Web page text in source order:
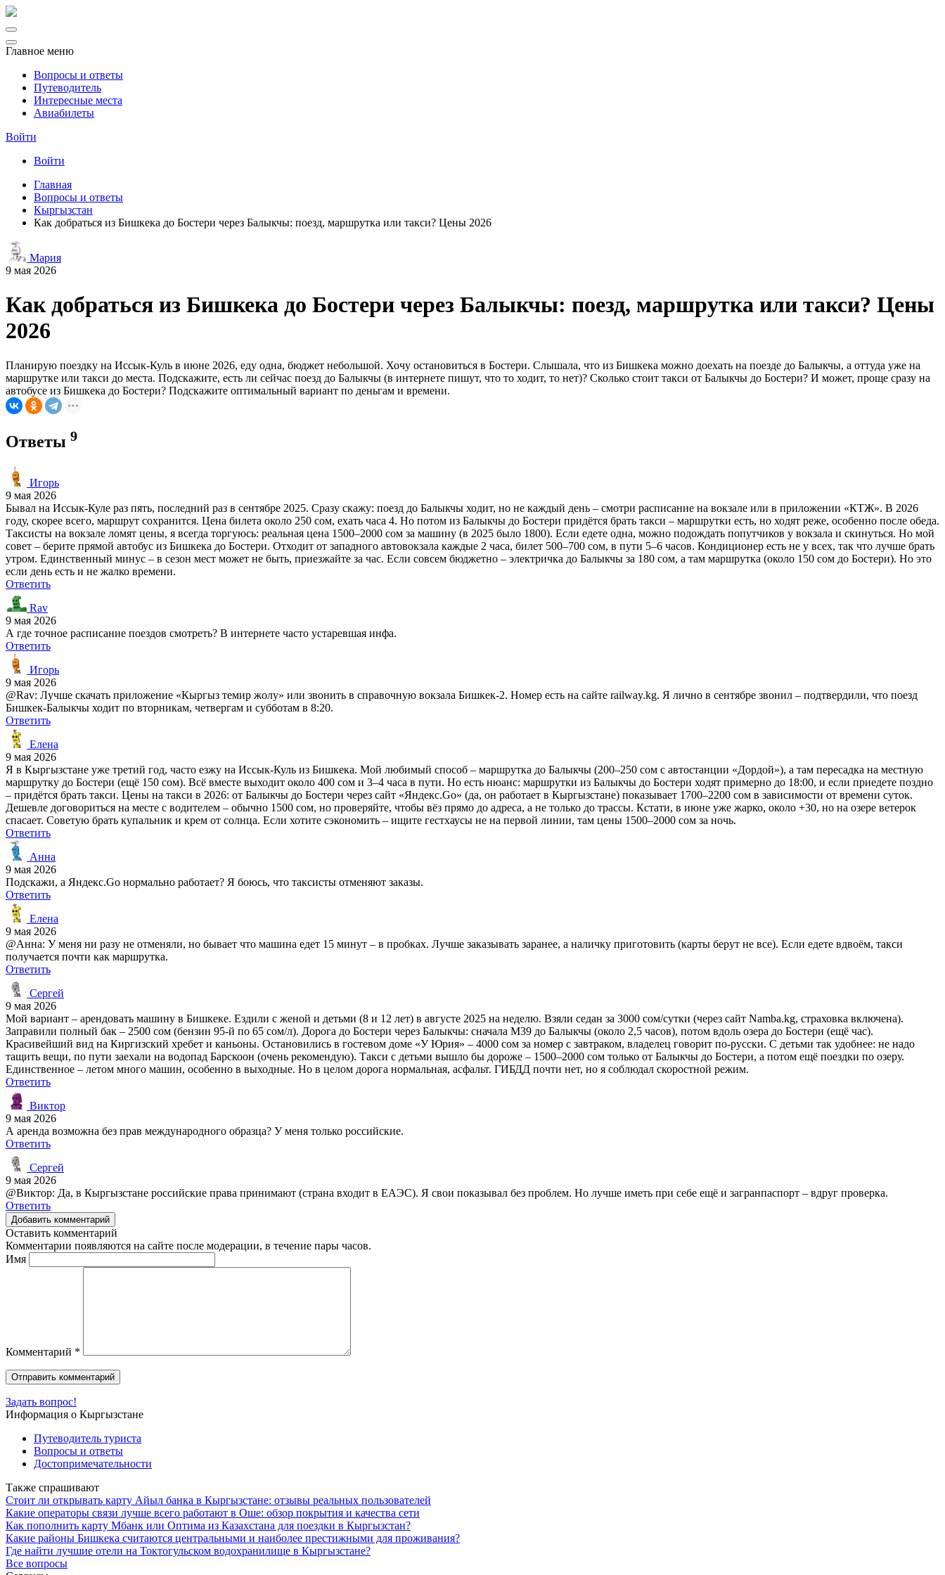
Главное меню
Вопросы и ответы
Путеводитель
Интересные места
Авиабилеты
Войти
Войти
Главная
Вопросы и ответы
Кыргызстан
Как добраться из Бишкека до Бостери через Балыкчы: поезд, маршрутка или такси? Цены 2026
Мария
9 мая 2026
Как добраться из Бишкека до Бостери через Балыкчы: поезд, маршрутка или такси? Цены
2026
Планирую поездку на Иссык-Куль в июне 2026, еду одна, бюджет небольшой. Хочу остановиться в Бостери. Слышала, что из Бишкека можно доехать на поезде до Балыкчы, а оттуда уже на
маршрутке или такси до места. Подскажите, есть ли сейчас поезд до Балыкчы (в интернете пишут, что то ходит, то нет)? Сколько стоит такси от Балыкчы до Бостери? И может, проще сразу на
автобусе из Бишкека до Бостери? Подскажите оптимальный вариант по деньгам и времени.
Ответы 9
Игорь
9 мая 2026
Бывал на Иссык-Куле раз пять, последний раз в сентябре 2025. Сразу скажу: поезд до Балыкчы ходит, но не каждый день – смотри расписание на вокзале или в приложении «КТЖ». В 2026
году, скорее всего, маршрут сохранится. Цена билета около 250 сом, ехать часа 4. Но потом из Балыкчы до Бостери придётся брать такси – маршрутки есть, но ходят реже, особенно после обеда.
Таксисты на вокзале ломят цены, я всегда торгуюсь: реальная цена 1500–2000 сом за машину (в 2025 было 1800). Если едете одна, можно подождать попутчиков у вокзала и скинуться. Но мой
совет – берите прямой автобус из Бишкека до Бостери. Отходит от западного автовокзала каждые 2 часа, билет 500–700 сом, в пути 5–6 часов. Кондиционер есть не у всех, так что лучше брать
утром. Единственный минус – в сезон мест может не быть, приезжайте за час. Если совсем бюджетно – электричка до Балыкчы за 180 сом, а там маршрутка (около 150 сом до Бостери). Но это
если день есть и не жалко времени.
Ответить
Rav
9 мая 2026
А где точное расписание поездов смотреть? В интернете часто устаревшая инфа.
Ответить
Игорь
9 мая 2026
@Rav: Лучше скачать приложение «Кыргыз темир жолу» или звонить в справочную вокзала Бишкек-2. Номер есть на сайте railway.kg. Я лично в сентябре звонил – подтвердили, что поезд
Бишкек-Балыкчы ходит по вторникам, четвергам и субботам в 8:20.
Ответить
Елена
9 мая 2026
Я в Кыргызстане уже третий год, часто езжу на Иссык-Куль из Бишкека. Мой любимый способ – маршрутка до Балыкчы (200–250 сом с автостанции «Дордой»), а там пересадка на местную
маршрутку до Бостери (ещё 150 сом). Всё вместе выходит около 400 сом и 3–4 часа в пути. Но есть нюанс: маршрутки из Балыкчы до Бостери ходят примерно до 18:00, и если приедете поздно
– придётся брать такси. Цены на такси в 2026: от Балыкчы до Бостери через сайт «Яндекс.Go» (да, он работает в Кыргызстане) показывает 1700–2200 сом в зависимости от времени суток.
Дешевле договориться на месте с водителем – обычно 1500 сом, но проверяйте, чтобы вёз прямо до адреса, а не только до трассы. Кстати, в июне уже жарко, около +30, но на озере ветерок
спасает. Советую брать купальник и крем от солнца. Если хотите сэкономить – ищите гестхаусы не на первой линии, там цены 1500–2000 сом за ночь.
Ответить
Анна
9 мая 2026
Подскажи, а Яндекс.Go нормально работает? Я боюсь, что таксисты отменяют заказы.
Ответить
Елена
9 мая 2026
@Анна: У меня ни разу не отменяли, но бывает что машина едет 15 минут – в пробках. Лучше заказывать заранее, а наличку приготовить (карты берут не все). Если едете вдвоём, такси
получается почти как маршрутка.
Ответить
Сергей
9 мая 2026
Мой вариант – арендовать машину в Бишкеке. Ездили с женой и детьми (8 и 12 лет) в августе 2025 на неделю. Взяли седан за 3000 сом/сутки (через сайт Namba.kg, страховка включена).
Заправили полный бак – 2500 сом (бензин 95-й по 65 сом/л). Дорога до Бостери через Балыкчы: сначала М39 до Балыкчы (около 2,5 часов), потом вдоль озера до Бостери (ещё час).
Красивейший вид на Киргизский хребет и каньоны. Остановились в гостевом доме «У Юрия» – 4000 сом за номер с завтраком, владелец говорит по-русски. С детьми так удобнее: не надо
тащить вещи, по пути заехали на водопад Барскоон (очень рекомендую). Такси с детьми вышло бы дороже – 1500–2000 сом только от Балыкчы до Бостери, а потом ещё поездки по озеру.
Единственное – летом много машин, особенно в выходные. Но в целом дорога нормальная, асфальт. ГИБДД почти нет, но я соблюдал скоростной режим.
Ответить
Виктор
9 мая 2026
А аренда возможна без прав международного образца? У меня только российские.
Ответить
Сергей
9 мая 2026
@Виктор: Да, в Кыргызстане российские права принимают (страна входит в ЕАЭС). Я свои показывал без проблем. Но лучше иметь при себе ещё и загранпаспорт – вдруг проверка.
Ответить
Добавить комментарий
Оставить комментарий
Комментарии появляются на сайте после модерации, в течение пары часов.
Имя
Комментарий *
Задать вопрос!
Информация о Кыргызстане
Путеводитель туриста
Вопросы и ответы
Достопримечательности
Также спрашивают
Стоит ли открывать карту Айыл банка в Кыргызстане: отзывы реальных пользователей
Какие операторы связи лучше всего работают в Оше: обзор покрытия и качества сети
Как пополнить карту Мбанк или Оптима из Казахстана для поездки в Кыргызстан?
Какие районы Бишкека считаются центральными и наиболее престижными для проживания?
Где найти лучшие отели на Токтогульском водохранилище в Кыргызстане?
Все вопросы